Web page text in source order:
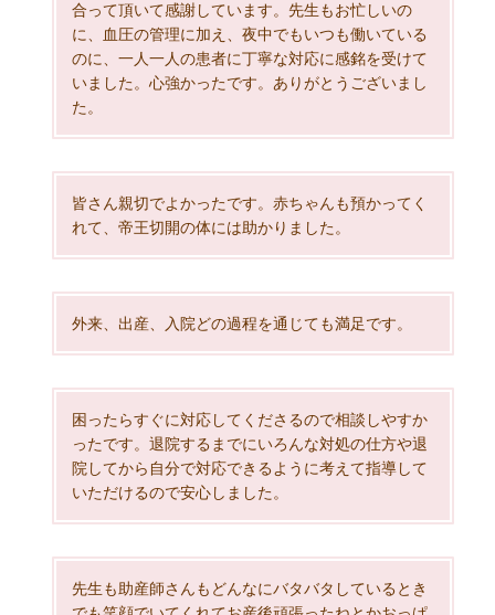
合って頂いて感謝しています。先生もお忙しいの
に、血圧の管理に加え、夜中でもいつも働いている
のに、一人一人の患者に丁寧な対応に感銘を受けて
いました。心強かったです。ありがとうございまし
た。
皆さん親切でよかったです。赤ちゃんも預かってく
れて、帝王切開の体には助かりました。
外来、出産、入院どの過程を通じても満足です。
困ったらすぐに対応してくださるので相談しやすか
ったです。退院するまでにいろんな対処の仕方や退
院してから自分で対応できるように考えて指導して
いただけるので安心しました。
先生も助産師さんもどんなにバタバタしているとき